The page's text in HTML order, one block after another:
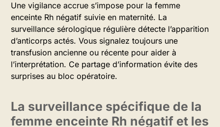
Une vigilance accrue s’impose pour la femme
enceinte Rh négatif suivie en maternité. La
surveillance sérologique régulière détecte l’apparition
d’anticorps actés. Vous signalez toujours une
transfusion ancienne ou récente pour aider à
l’interprétation. Ce partage d’information évite des
surprises au bloc opératoire.
La surveillance spécifique de la
femme enceinte Rh négatif et les